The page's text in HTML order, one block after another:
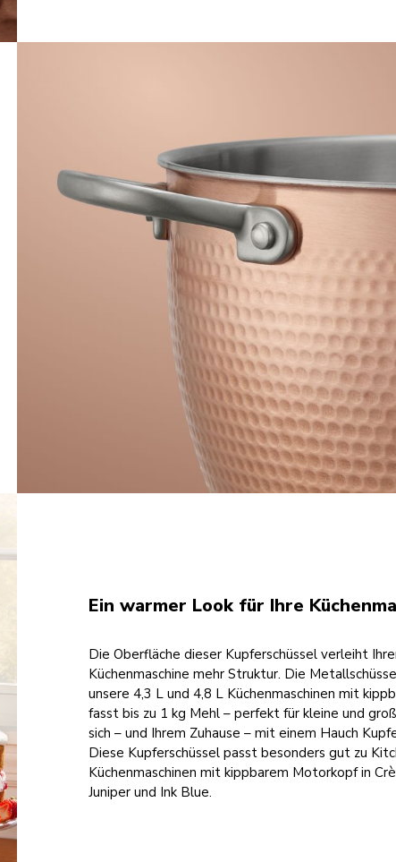
Ein warmer Look für Ihre
Die Oberfläche dieser Kupferschüssel verleiht
Küchenmaschine mehr Struktur. Die
unsere 4,3 L und 4,8 L Küchenmaschinen mit
fasst bis zu 1 kg Mehl – perfekt für kleine und
sich – und Ihrem Zuhause – mit einem Hauch
Diese Kupferschüssel passt besonders gut zu
Küchenmaschinen mit kippbarem Motorkopf in
Juniper und Ink Blue.